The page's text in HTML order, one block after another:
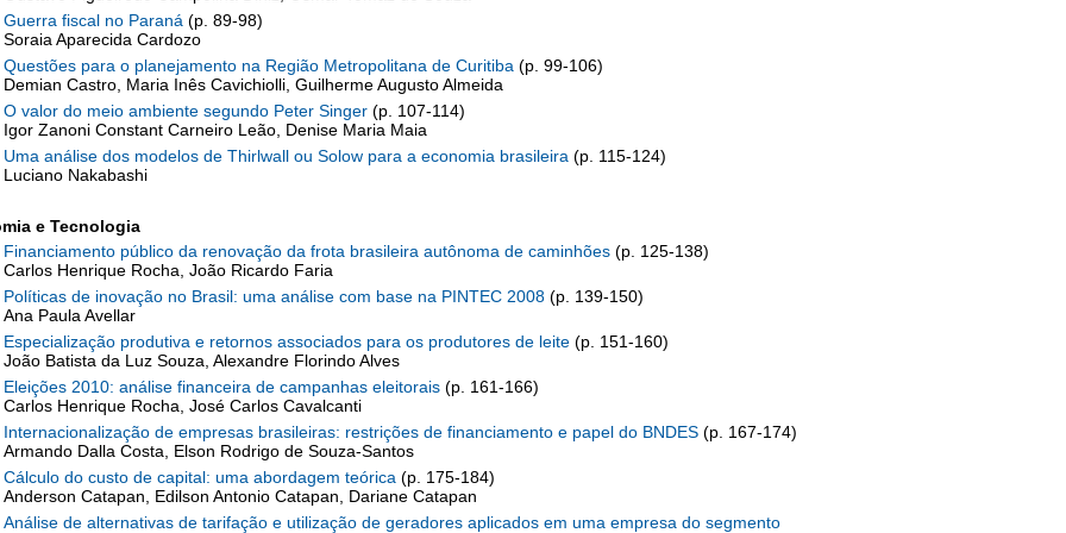
Guerra fiscal no Paraná (p. 89-98)
Soraia Aparecida Cardozo
Questões para o planejamento na Região Metropolitana de Curitiba (p. 99-106)
Demian Castro, Maria Inês Cavichiolli, Guilherme Augusto Almeida
O valor do meio ambiente segundo Peter Singer (p. 107-114)
Igor Zanoni Constant Carneiro Leão, Denise Maria Maia
Uma análise dos modelos de Thirlwall ou Solow para a economia brasileira (p. 115-124)
Luciano Nakabashi
e Tecnologia
Financiamento público da renovação da frota brasileira autônoma de caminhões (p. 125-138)
Carlos Henrique Rocha, João Ricardo Faria
Políticas de inovação no Brasil: uma análise com base na PINTEC 2008 (p. 139-150)
Ana Paula Avellar
Especialização produtiva e retornos associados para os produtores de leite (p. 151-160)
João Batista da Luz Souza, Alexandre Florindo Alves
Eleições 2010: análise financeira de campanhas eleitorais (p. 161-166)
Carlos Henrique Rocha, José Carlos Cavalcanti
Internacionalização de empresas brasileiras: restrições de financiamento e papel do BNDES (p. 167-174)
Armando Dalla Costa, Elson Rodrigo de Souza-Santos
Cálculo do custo de capital: uma abordagem teórica (p. 175-184)
Anderson Catapan, Edilson Antonio Catapan, Dariane Catapan
Análise de alternativas de tarifação e utilização de geradores aplicados em uma empresa do segmento